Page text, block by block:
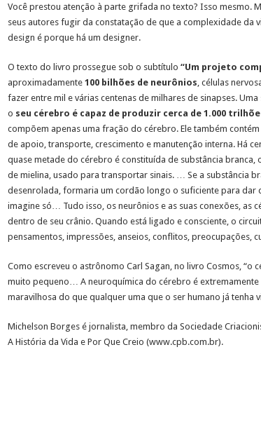
Você prestou atenção à parte grifada no texto? Isso mesmo.
seus autores fugir da constatação de que a complexidade da
design é porque há um designer.
O texto do livro prossegue sob o subtítulo “Um projeto
aproximadamente 100 bilhões de neurônios , células
fazer entre mil e várias centenas de milhares de sinapses.
o seu cérebro é capaz de produzir cerca de 1.000
compõem apenas uma fração do cérebro. Ele também
de apoio, transporte, crescimento e manutenção interna. Há
quase metade do cérebro é constituída de substância
de mielina, usado para transportar sinais. … Se a substância
desenrolada, formaria um cordão longo o suficiente para dar
imagine só… Tudo isso, os neurônios e as suas conexões, as
dentro de seu crânio. Quando está ligado e consciente, o
pensamentos, impressões, anseios, conflitos, preocupações,
Como escreveu o astrônomo Carl Sagan, no livro Cosmos, “o
muito pequeno… A neuroquímica do cérebro é extremamente
maravilhosa do que qualquer uma que o ser humano já tenha
Michelson Borges é jornalista, membro da Sociedade
A História da Vida e Por Que Creio (www.cpb.com.br).